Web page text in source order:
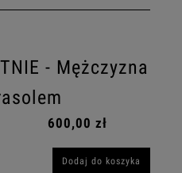
- Mężczyzna
600,00 zł
Dodaj do koszyka